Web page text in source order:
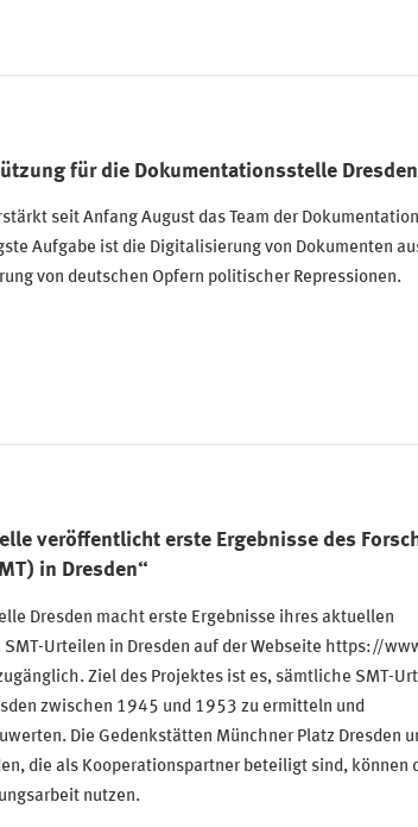
für die Dokumentationsstelle Dresden
seit Anfang August das Team der
Aufgabe ist die Digitalisierung von Dokumenten
von deutschen Opfern politischer Repressionen.
veröffentlicht erste Ergebnisse des
in Dresden“
Dresden macht erste Ergebnisse ihres aktuellen
SMT-Urteilen in Dresden auf der Webseite https://
Ziel des Projektes ist es, sämtliche SMT-
zwischen 1945 und 1953 zu ermitteln und
Die Gedenkstätten Münchner Platz Dresden
die als Kooperationspartner beteiligt sind, können
nutzen.